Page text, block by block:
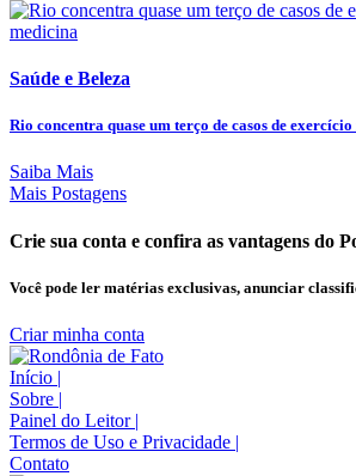
Saúde e Beleza
Rio concentra quase um terço de casos de
Saiba Mais
Mais Postagens
Crie sua conta e confira as vantagens do
Você pode ler matérias exclusivas, anunciar
Criar minha conta
Início |
Sobre |
Painel do Leitor |
Termos de Uso e Privacidade |
Contato